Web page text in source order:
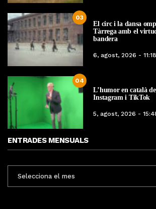
03
El circ i la dansa
Tàrrega amb el
bandera
6, agost, 2026 - 11:18
04
L’humor en català
Instagram i TikTok
5, agost, 2026 -
ENTRADES MENSUALS
MENSUALS